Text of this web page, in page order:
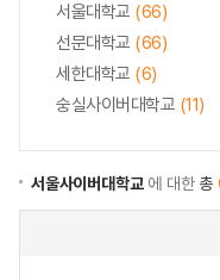
서울대학교 (66)
선문대학교 (66)
세한대학교 (6)
숭실사이버대학교 (11)
서울사이버대학교에 대한총